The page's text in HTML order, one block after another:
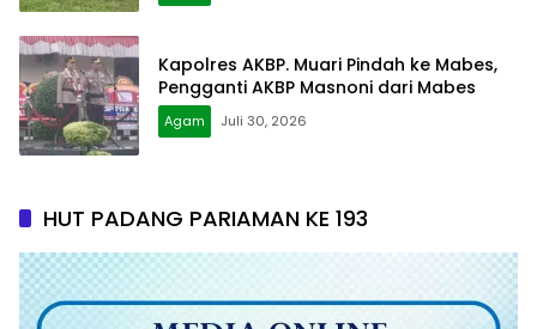
Kapolres AKBP. Muari Pindah ke Mabes,
Pengganti AKBP Masnoni dari Mabes
Agam Juli 30, 2026
HUT PADANG PARIAMAN KE 193